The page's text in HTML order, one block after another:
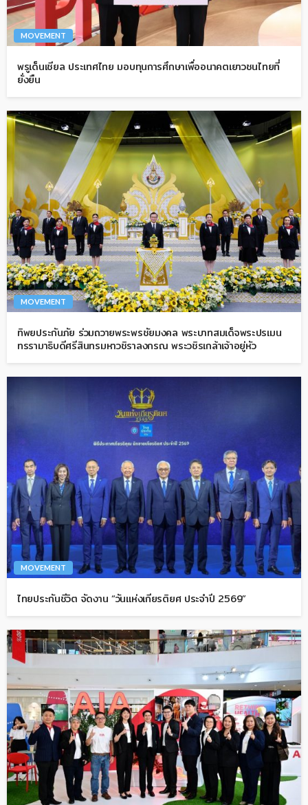
MOVEMENT
พรูเด็นเชียล ประเทศไทย มอบทุนการศึกษาเพื่ออนาคตเยาวชนไทยที่
ยั่งยืน
MOVEMENT
ทิพยประกันภัย ร่วมถวายพระพรชัยมงคล พระบาทสมเด็จพระปรเมน
ทรรามาธิบดีศรีสินทรมหาวชิราลงกรณ พระวชิรเกล้าเจ้าอยู่หัว
MOVEMENT
ไทยประกันชีวิต จัดงาน “วันแห่งเกียรติยศ ประจำปี 2569”